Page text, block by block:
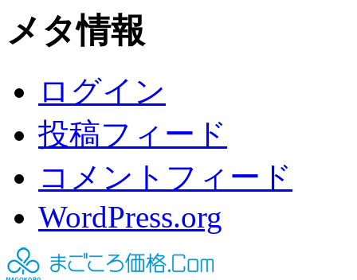
メタ情報
ログイン
投稿フィード
コメントフィード
WordPress.org